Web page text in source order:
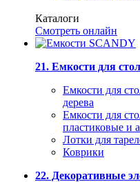
Каталоги
Смотреть онлайн
21. Емкости для
Емкости для
дерева
Емкости для
пластиковые и
Лотки для
Коврики
22. Декоративные